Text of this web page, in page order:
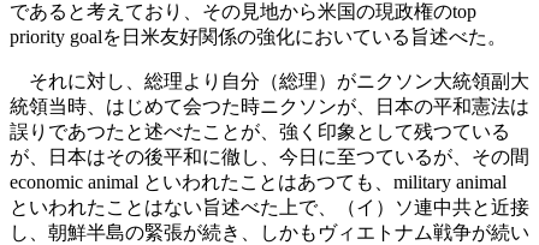
であると考えており、その見地から米国の現政権のtop
priority goalを日米友好関係の強化においている旨述べた。
それに対し、総理より自分（総理）がニクソン大統領副大
統領当時、はじめて会つた時ニクソンが、日本の平和憲法は
誤りであつたと述べたことが、強く印象として残つている
が、日本はその後平和に徹し、今日に至つているが、その間
economic animal といわれたことはあつても、military animal
といわれたことはない旨述べた上で、（イ）ソ連中共と近接
し、朝鮮半島の緊張が続き、しかもヴィエトナム戦争が続い